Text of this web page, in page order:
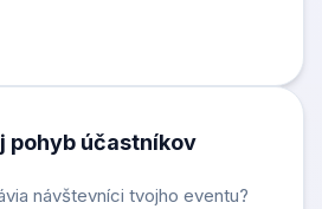
pohyb účastníkov
návštevníci tvojho eventu?